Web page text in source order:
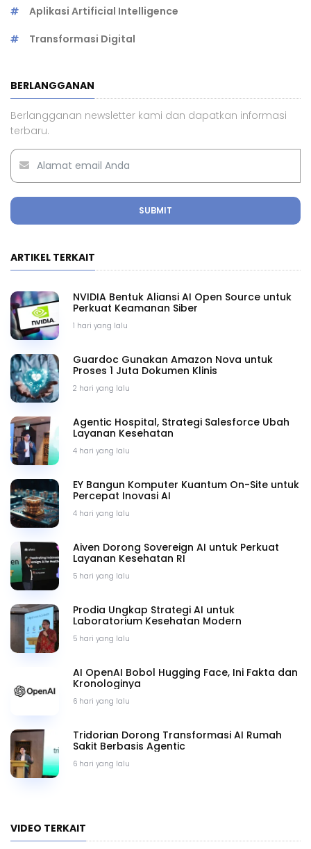
Aplikasi Artificial Intelligence
Transformasi Digital
BERLANGGANAN
Berlangganan newsletter kami dan dapatkan informasi
terbaru.
SUBMIT
ARTIKEL TERKAIT
1 hari yang lalu
NVIDIA Bentuk Aliansi AI Open Source untuk
Perkuat Keamanan Siber
2 hari yang lalu
Guardoc Gunakan Amazon Nova untuk
Proses 1 Juta Dokumen Klinis
4 hari yang lalu
Agentic Hospital, Strategi Salesforce Ubah
Layanan Kesehatan
4 hari yang lalu
EY Bangun Komputer Kuantum On-Site untuk
Percepat Inovasi AI
5 hari yang lalu
Aiven Dorong Sovereign AI untuk Perkuat
Layanan Kesehatan RI
5 hari yang lalu
Prodia Ungkap Strategi AI untuk
Laboratorium Kesehatan Modern
6 hari yang lalu
AI OpenAI Bobol Hugging Face, Ini Fakta dan
Kronologinya
6 hari yang lalu
Tridorian Dorong Transformasi AI Rumah
Sakit Berbasis Agentic
VIDEO TERKAIT